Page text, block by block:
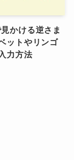
かける逆さま
ットやリンゴ
力方法